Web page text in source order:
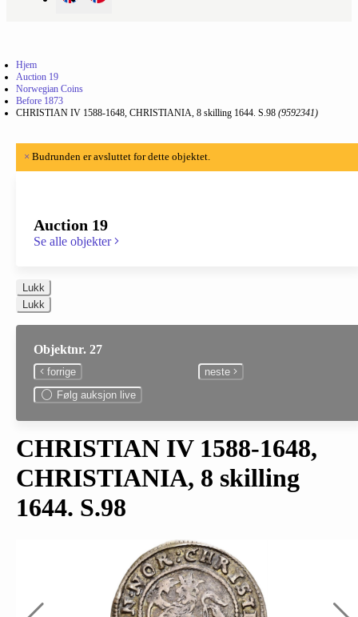
Hjem
Auction 19
Norwegian Coins
Before 1873
CHRISTIAN IV 1588-1648, CHRISTIANIA, 8 skilling 1644. S.98 (9592341)
× Budrunden er avsluttet for dette objektet.
Auction 19
Se alle objekter
Lukk
Lukk
Objektnr. 27
forrige
neste
Følg auksjon live
CHRISTIAN IV 1588-1648,
CHRISTIANIA, 8 skilling
1644. S.98